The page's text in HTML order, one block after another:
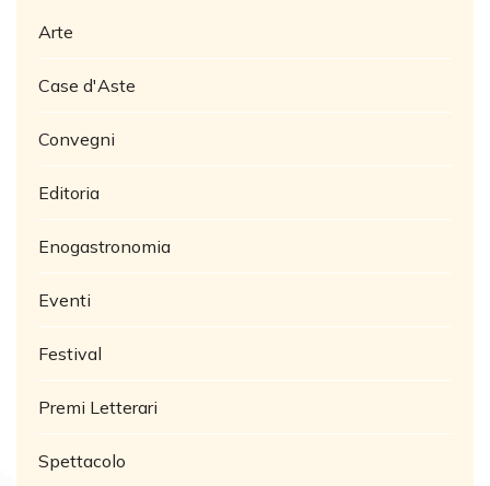
Arte
Case d'Aste
Convegni
Editoria
Enogastronomia
Eventi
Festival
Premi Letterari
Spettacolo